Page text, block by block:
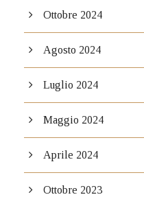
Ottobre 2024
Agosto 2024
Luglio 2024
Maggio 2024
Aprile 2024
Ottobre 2023